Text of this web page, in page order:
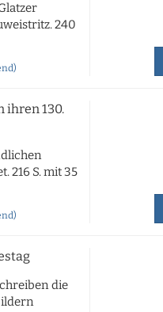
240
ihren 130.
216 S. mit 35
die